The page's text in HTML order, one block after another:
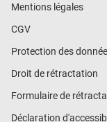
Mentions légales
CGV
Protection des
Droit de rétractation
Formulaire de
Déclaration